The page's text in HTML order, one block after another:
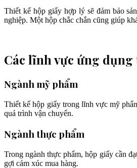
Thiết kế hộp giấy hợp lý sẽ đảm bảo
nghiệp. Một hộp chắc chắn cũng giúp
Các lĩnh vực ứng
Ngành mỹ phẩm
Thiết kế hộp giấy trong lĩnh vực mỹ
quá trình vận chuyển.
Ngành thực phẩm
Trong ngành thực phẩm, hộp giấy cần
gợi cảm xúc mua hàng.